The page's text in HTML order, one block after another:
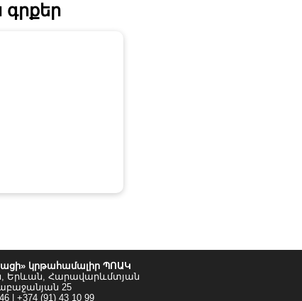
կրթահամալիր ՊՈԱԿ
Երևան, Հարավարևմտյան
25
| +374 (91) 43 10 99